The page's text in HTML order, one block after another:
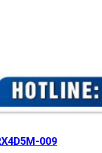
009